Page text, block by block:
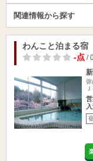
関連情報から探す
わんこと泊まる
-点/
弥